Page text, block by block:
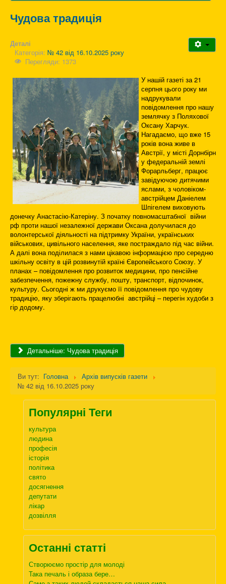
Чудова традиція
Деталі
Категорія: № 42 від 16.10.2025 року
Перегляди: 1373
У нашій газеті за 21
серпня цього року ми
надрукували
повідомлення про нашу
землячку з Поляхової
Оксану Харчук.
Нагадаємо, що вже 15
років вона живе в
Австрії, у місті Дорнбірн
у федеральній землі
Форарльберг, працює
завідуючою дитячими
яслами, з чоловіком-
австрійцем Даніелем
Шпігелем виховують
донечку Анастасію-Катеріну. З початку повномасштабної війни
рф проти нашої незалежної держави Оксана долучилася до
волонтерської діяльності на підтримку України, українських
військових, цивільного населення, яке постраждало під час війни.
А далі вона поділилася з нами цікавою інформацією про середню
шкільну освіту в цій розвинутій країні Європейського Союзу. У
планах – повідомлення про розвиток медицини, про пенсійне
забезпечення, пожежну службу, пошту, транспорт, відпочинок,
культуру. Сьогодні ж ми друкуємо її повідомлення про чудову
традицію, яку зберігають працелюбні австрійці – перегін худоби з
гір додому.
Детальніше: Чудова традиція
Ви тут: Головна
Архів випусків газети
№ 42 від 16.10.2025 року
Популярні Теги
культура
людина
професія
історія
політика
свято
досягнення
депутати
лікар
дозвілля
Останні статті
Створюємо простір для молоді
Така печаль і образа бере…